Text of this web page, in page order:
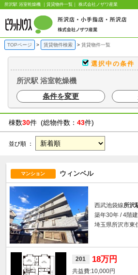
所沢駅 浴室乾燥機 ｜賃貸物件一覧｜ 株式会社ノザワ産業
TOPページ 賃貸物件検索 賃貸物件一覧
選択中の条件
所沢駅 浴室乾燥機
条件を変更
棟数30件 (総物件数： 43件)
並び順 ：
マンション ウィンベル
西武池袋線所沢
築年30年 / 4階建
埼玉県所沢市東
201 18万円
10,000円